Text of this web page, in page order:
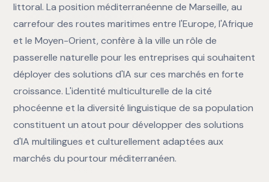
littoral. La position méditerranéenne de Marseille, au
carrefour des routes maritimes entre l'Europe, l'Afrique
et le Moyen-Orient, confère à la ville un rôle de
passerelle naturelle pour les entreprises qui souhaitent
déployer des solutions d'IA sur ces marchés en forte
croissance. L'identité multiculturelle de la cité
phocéenne et la diversité linguistique de sa population
constituent un atout pour développer des solutions
d'IA multilingues et culturellement adaptées aux
marchés du pourtour méditerranéen.